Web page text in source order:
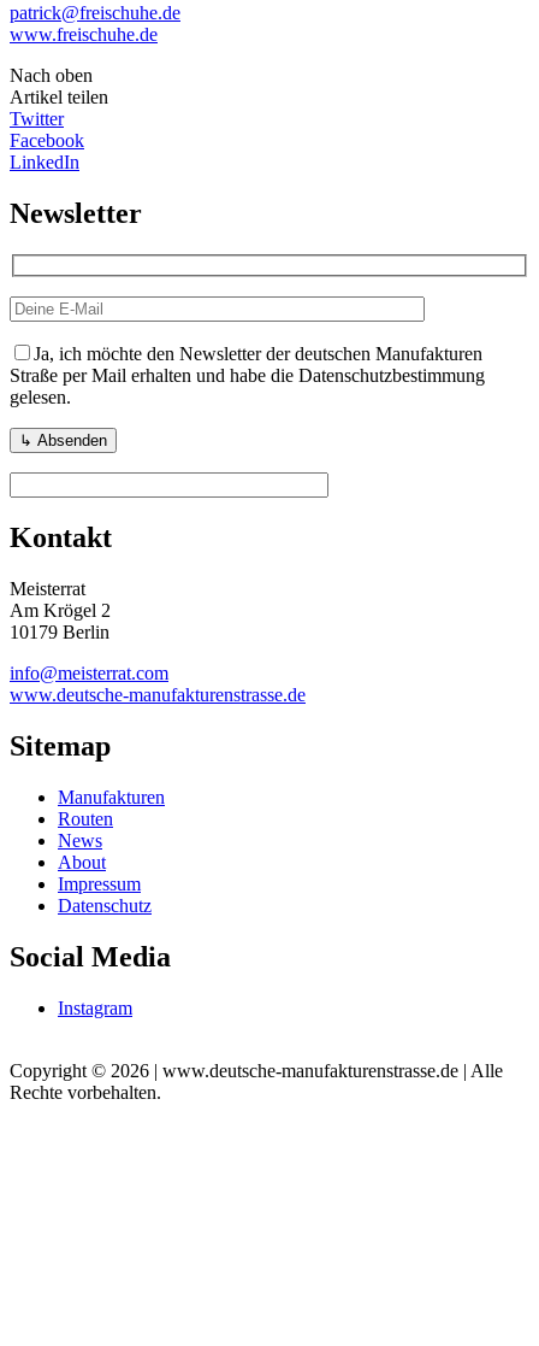
patrick@freischuhe.de
www.freischuhe.de
Nach oben
Artikel teilen
Twitter
Facebook
LinkedIn
Newsletter
Ja, ich möchte den Newsletter der deutschen Manufakturen
Straße per Mail erhalten und habe die Datenschutzbestimmung
gelesen.
Kontakt
Meisterrat
Am Krögel 2
10179 Berlin
info@meisterrat.com
www.deutsche-manufakturenstrasse.de
Sitemap
Manufakturen
Routen
News
About
Impressum
Datenschutz
Social Media
Instagram
Copyright © 2026 | www.deutsche-manufakturenstrasse.de | Alle
Rechte vorbehalten.